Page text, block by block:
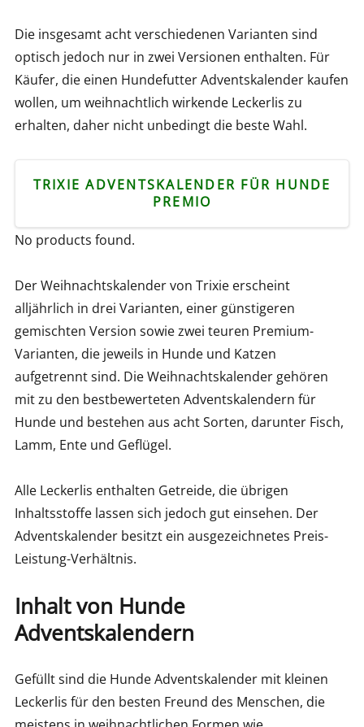
Die insgesamt acht verschiedenen Varianten sind
optisch jedoch nur in zwei Versionen enthalten. Für
Käufer, die einen Hundefutter Adventskalender kaufen
wollen, um weihnachtlich wirkende Leckerlis zu
erhalten, daher nicht unbedingt die beste Wahl.
TRIXIE ADVENTSKALENDER FÜR HUNDE
PREMIO
No products found.
Der Weihnachtskalender von Trixie erscheint
alljährlich in drei Varianten, einer günstigeren
gemischten Version sowie zwei teuren Premium-
Varianten, die jeweils in Hunde und Katzen
aufgetrennt sind. Die Weihnachtskalender gehören
mit zu den bestbewerteten Adventskalendern für
Hunde und bestehen aus acht Sorten, darunter Fisch,
Lamm, Ente und Geflügel.
Alle Leckerlis enthalten Getreide, die übrigen
Inhaltsstoffe lassen sich jedoch gut einsehen. Der
Adventskalender besitzt ein ausgezeichnetes Preis-
Leistung-Verhältnis.
Inhalt von Hunde
Adventskalendern
Gefüllt sind die Hunde Adventskalender mit kleinen
Leckerlis für den besten Freund des Menschen, die